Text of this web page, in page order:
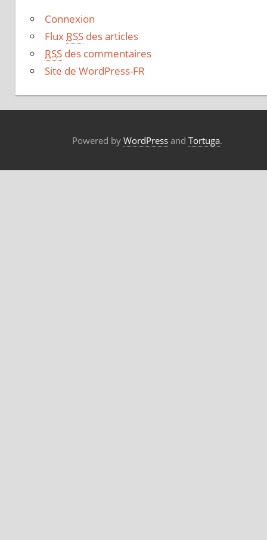
Connexion
Flux RSS des articles
RSS des commentaires
Site de WordPress-FR
Powered by WordPressand Tortuga.